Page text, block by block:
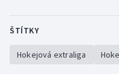
ŠTÍTKY
Hokejová extraliga